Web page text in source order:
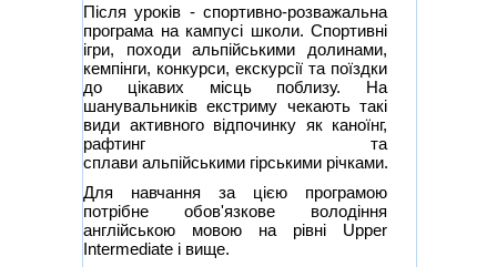
Після уроків - спортивно-розважальна
програма на кампусі школи. Спортивні
ігри, походи альпійськими долинами,
кемпінги, конкурси, екскурсії та поїздки
до цікавих місць поблизу. На
шанувальників екстриму чекають такі
види активного відпочинку як каноїнг,
рафтинг та
сплави альпійськими гірськими річками.
Для навчання за цією програмою
потрібне обов'язкове володіння
англійською мовою на рівні Upper
Intermediate і вище.